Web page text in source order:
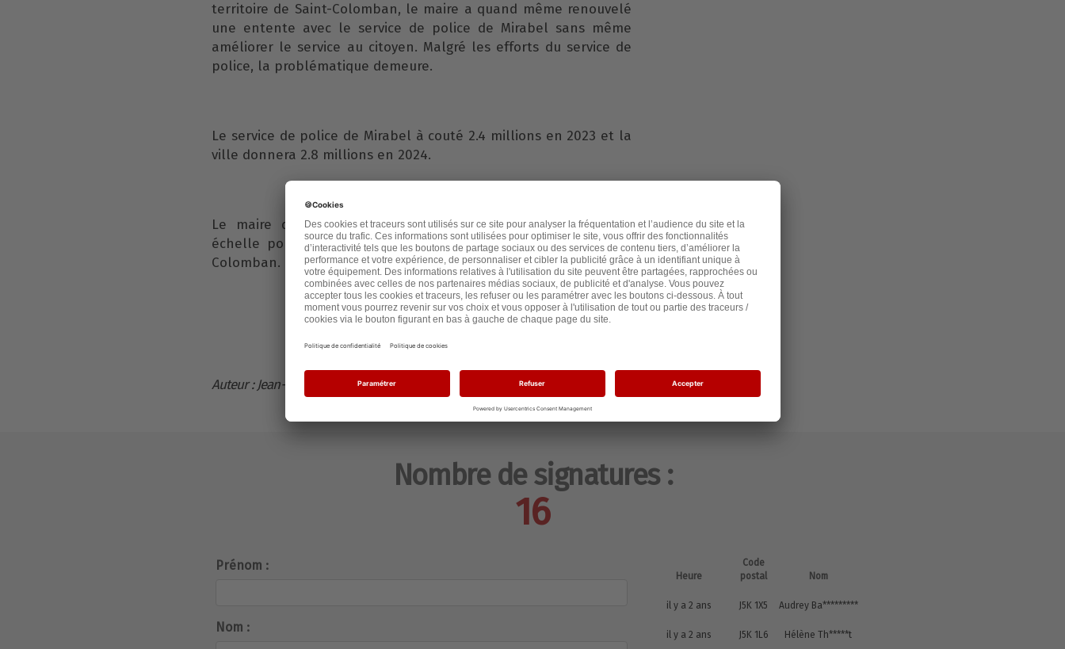
territoire de Saint-Colomban, le maire a quand même renouvelé
une entente avec le service de police de Mirabel sans même
améliorer le service au citoyen. Malgré les efforts du service de
police, la problématique demeure.
Le service de police de Mirabel à couté 2.4 millions en 2023 et la
ville donnera 2.8 millions en 2024.
Le maire doit prendre ses responsabilités et agir à grande
échelle pour que les citoyens se sentent en sécurité à Saint-
Colomban.
Auteur : Jean-François Fontaine
Nombre de signatures :
16
Prénom :
Nom :
Heure
Code
postal
Nom
il y a 2 ans J5K 1X5 Audrey Ba*********
il y a 2 ans J5K 1L6 Hélène Th*****t